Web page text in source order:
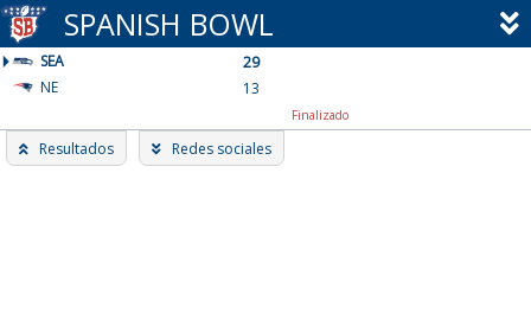
Skip
to
content
SPANISH BOWL
SEA
29
NE
13
Finalizado
Resultados Redes sociales